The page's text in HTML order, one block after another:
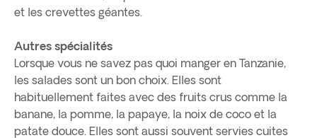
et les crevettes géantes.
Autres spécialités
Lorsque vous ne savez pas quoi manger en Tanzanie,
les salades sont un bon choix. Elles sont
habituellement faites avec des fruits crus comme la
banane, la pomme, la papaye, la noix de coco et la
patate douce. Elles sont aussi souvent servies cuites